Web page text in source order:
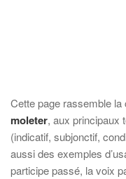
Cette page rassemble
moleter, aux principaux
(indicatif, subjonctif,
aussi des exemples
participe passé, la voix